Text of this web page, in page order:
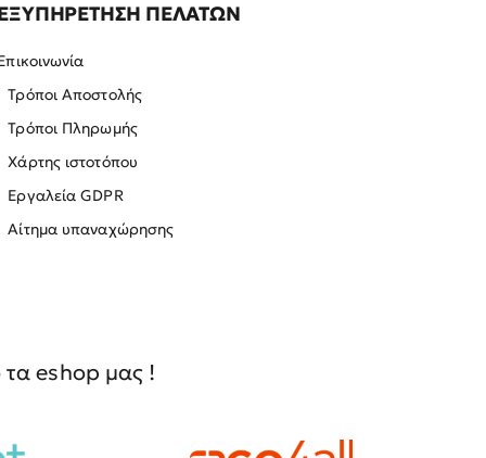
ΠΕΛΑΤΩΝ
Τρόποι Αποστολής
Τρόποι Πληρωμής
Χάρτης ιστοτόπου
Εργαλεία GDPR
Αίτημα υπαναχώρησης
eshop μας !